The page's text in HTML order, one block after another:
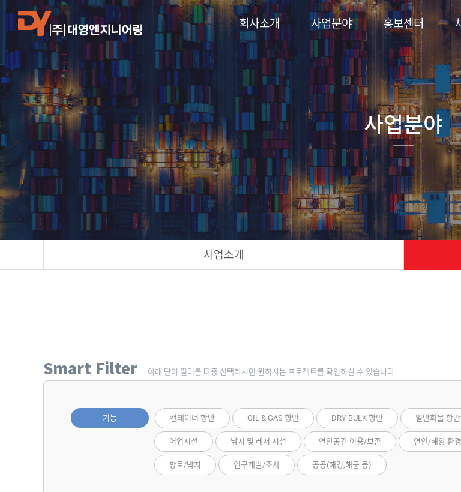
회사소개 사업분야 홍보센터
사업소개
사업분야
Smart Filter 아래 단어 필터를 다중 선택하시면 원하시는 프로젝트를 확인하실 수 있습니다.
기능 컨테이너 항만 OIL & GAS 항만 DRY BULK 항만 일반화물 항만
어업시설 낚시 및 레저 시설 연안공간 이용/보존 연안/해양 환경
항로/박지 연구개발/조사 공공(해경,해군 등)